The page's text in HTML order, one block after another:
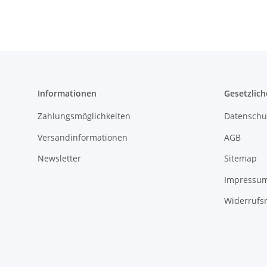
Informationen
Zahlungsmöglichkeiten
Versandinformationen
Newsletter
AGB
Sitemap